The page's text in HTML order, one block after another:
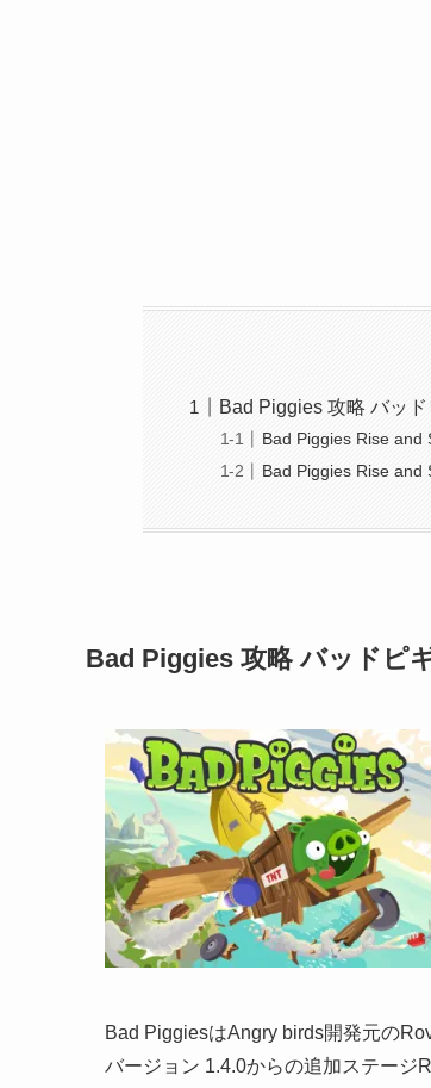
Bad Piggies 攻略 バッ
Bad Piggies Rise and
Bad Piggies Rise and
Bad Piggies 攻略 バッドピ
Bad PiggiesはAngry birds開発元の
バージョン 1.4.0からの追加ステージ